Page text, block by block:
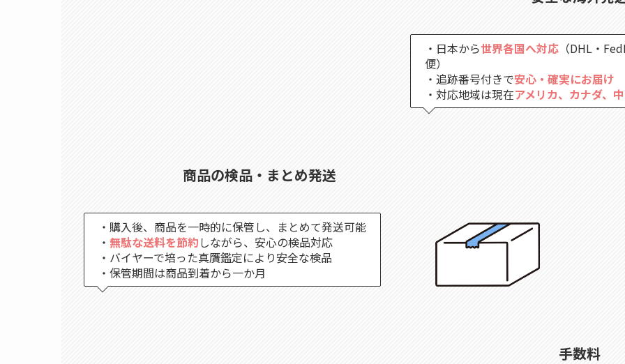
・日本から世界各国へ対応 （DHL・
便）
・追跡番号付きで安心・確実にお届け
・対応地域は現在アメリカ、カナダ、
商品の検品・まとめ発送
・購入後、商品を一時的に保管し、まとめて発送可能
・ 無駄な送料を節約しながら、安心の検品対応
・バイヤーで培った真贋鑑定により安全な検品
・保管期間は商品到着から一か月
手数料